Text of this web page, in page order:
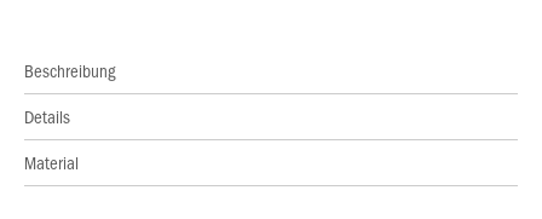
Beschreibung
Details
Material